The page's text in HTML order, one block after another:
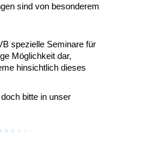
sind von besonderem
spezielle Seminare für
Möglichkeit dar,
hinsichtlich dieses
bitte in unser